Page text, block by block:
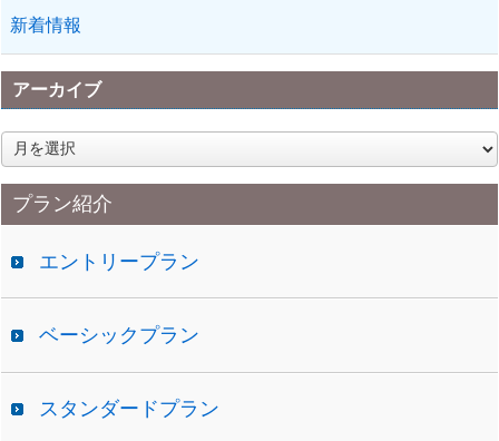
新着情報
アーカイブ
ア
ー
カ
イプラン紹介
エントリープラン
ベーシックプラン
スタンダードプラン